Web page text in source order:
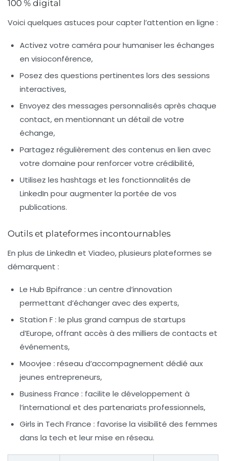
100 % digital
Voici quelques astuces pour capter l’attention en ligne :
Activez votre caméra pour humaniser les échanges
en visioconférence,
Posez des questions pertinentes lors des sessions
interactives,
Envoyez des messages personnalisés après chaque
contact, en mentionnant un détail de votre
échange,
Partagez régulièrement des contenus en lien avec
votre domaine pour renforcer votre crédibilité,
Utilisez les hashtags et les fonctionnalités de
LinkedIn pour augmenter la portée de vos
publications.
Outils et plateformes incontournables
En plus de LinkedIn et Viadeo, plusieurs plateformes se
démarquent :
Le Hub Bpifrance : un centre d’innovation
permettant d’échanger avec des experts,
Station F: le plus grand campus de startups
d’Europe, offrant accès à des milliers de contacts et
événements,
Moovjee : réseau d’accompagnement dédié aux
jeunes entrepreneurs,
Business France : facilite le développement à
l’international et des partenariats professionnels,
Girls in Tech France : favorise la visibilité des femmes
dans la tech et leur mise en réseau.